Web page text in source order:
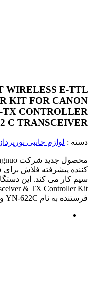
WIRELESS E-TTL
KIT FOR CANON
TX CONTROLLER
C TRANSCEIVER
دسته : لوازم جانبی
کننده پیشرفته فلاش
فرستنده به نام YN-622C و یک کنترلر به نام YN-622C-TX است